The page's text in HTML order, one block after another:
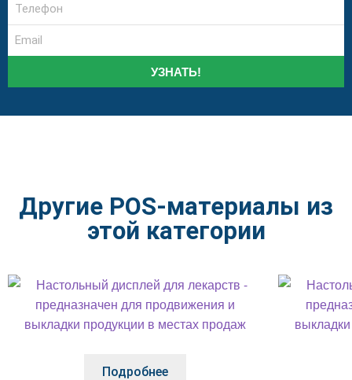
УЗНАТЬ!
Другие POS-материалы из
этой категории
Подробнее